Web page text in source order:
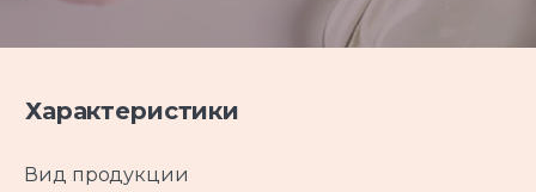
Характеристики
Вид продукции